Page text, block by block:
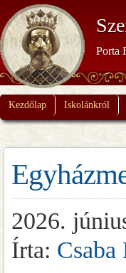
Porta
Kezdőlap Iskolánkról
2026.
Írta: Csaba